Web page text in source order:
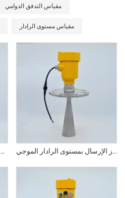
مقياس التدفق الدوامي
مقياس مستوى الرادار
جهاز استشعار مستوى الرادار عالي التردد غير المتصل مقياس مستوى جهاز الإرسال بمستوى الرادار الموجي